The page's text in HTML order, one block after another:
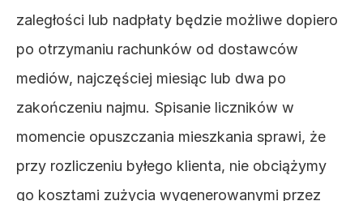
zaległości lub nadpłaty będzie możliwe dopiero
po otrzymaniu rachunków od dostawców
mediów, najczęściej miesiąc lub dwa po
zakończeniu najmu. Spisanie liczników w
momencie opuszczania mieszkania sprawi, że
przy rozliczeniu byłego klienta, nie obciążymy
go kosztami zużycia wygenerowanymi przez